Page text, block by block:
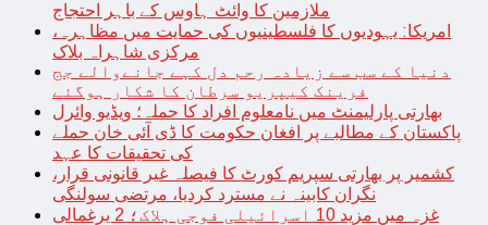
ملازمین کا وائٹ ہاوس کے باہر احتجاج
امریکا: یہودیوں کا فلسطینیوں کی حمایت میں مظاہرہ،
مرکزی شاہراہ بلاک
دنیا کے سب سے زیادہ رحم دل کہے جانےوالے جج
فرینک کیپریو سرطان کا شکار ہوگئے
بھارتی پارلیمنٹ میں نامعلوم افراد کا حملہ؛ ویڈیو وائرل
پاکستان کے مطالبے پر افغان حکومت کا ڈی آئی خان حملے
کی تحقیقات کا عہد
کشمیر پر بھارتی سپریم کورٹ کا فیصلہ غیر قانونی قرار،
نگران کابینہ نے مسترد کردیا، مرتضی سولنگی
غزہ میں مزید 10 اسرائیلی فوجی ہلاک؛ 2 یرغمالی